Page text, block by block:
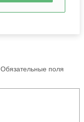
Обязательные поля